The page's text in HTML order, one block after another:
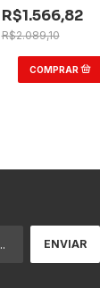
R$1.566,82
R$2.089,10